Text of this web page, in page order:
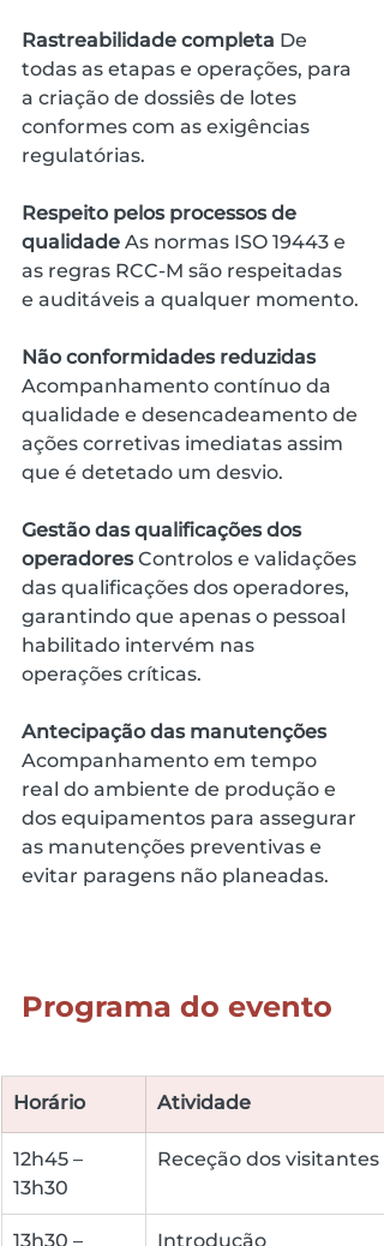
Rastreabilidade completa De
todas as etapas e operações, para
a criação de dossiês de lotes
conformes com as exigências
regulatórias.
Respeito pelos processos de
qualidade As normas ISO 19443 e
as regras RCC-M são respeitadas
e auditáveis a qualquer momento.
Não conformidades reduzidas
Acompanhamento contínuo da
qualidade e desencadeamento de
ações corretivas imediatas assim
que é detetado um desvio.
Gestão das qualificações dos
operadores Controlos e validações
das qualificações dos operadores,
garantindo que apenas o pessoal
habilitado intervém nas
operações críticas.
Antecipação das manutenções
Acompanhamento em tempo
real do ambiente de produção e
dos equipamentos para assegurar
as manutenções preventivas e
evitar paragens não planeadas.
Programa do evento
Horário Atividade
12h45 –
13h30
Receção dos visitantes
13h30 –
Introdução